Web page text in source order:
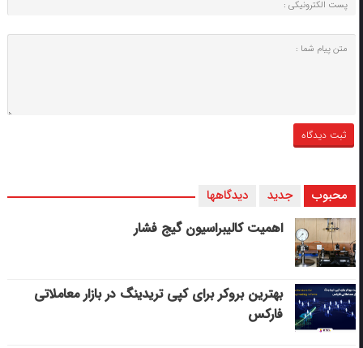
محبوب جدید دیدگاهها
اهمیت کالیبراسیون گیج فشار
بهترین بروکر برای کپی‌ تریدینگ در بازار معاملاتی
فارکس